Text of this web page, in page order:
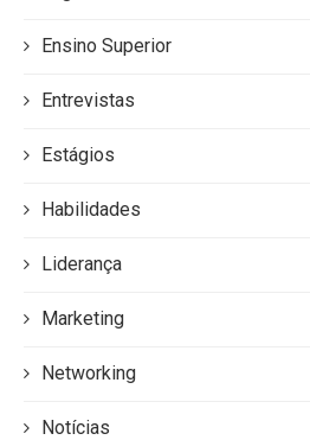
Ensino Superior
Entrevistas
Estágios
Habilidades
Liderança
Marketing
Networking
Notícias